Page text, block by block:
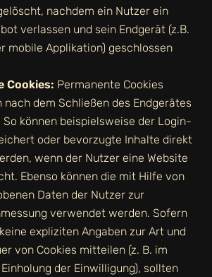
nachdem ein Nutzer ein
verlassen und sein Endgerät (z.B.
mobile Applikation) geschlossen
Cookies: Permanente Cookies
nach dem Schließen des Endgerätes
können beispielsweise der Login-
oder bevorzugte Inhalte direkt
wenn der Nutzer eine Website
Ebenso können die mit Hilfe von
Daten der Nutzer zur
verwendet werden. Sofern
expliziten Angaben zur Art und
von Cookies mitteilen (z. B. im
der Einwilligung), sollten